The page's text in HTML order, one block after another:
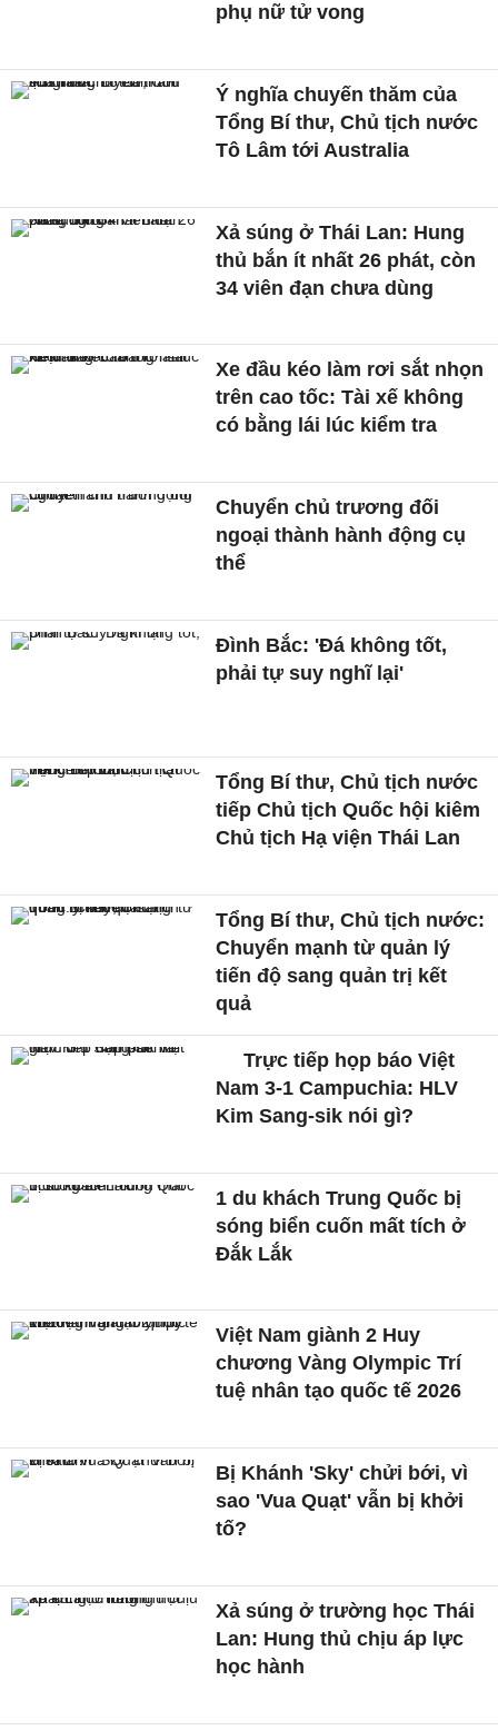
phụ nữ tử vong
Ý nghĩa chuyến thăm của
Tổng Bí thư, Chủ tịch nước
Tô Lâm tới Australia
Xả súng ở Thái Lan: Hung
thủ bắn ít nhất 26 phát, còn
34 viên đạn chưa dùng
Xe đầu kéo làm rơi sắt nhọn
trên cao tốc: Tài xế không
có bằng lái lúc kiểm tra
Chuyển chủ trương đối
ngoại thành hành động cụ
thể
Đình Bắc: 'Đá không tốt,
phải tự suy nghĩ lại'
Tổng Bí thư, Chủ tịch nước
tiếp Chủ tịch Quốc hội kiêm
Chủ tịch Hạ viện Thái Lan
Tổng Bí thư, Chủ tịch nước:
Chuyển mạnh từ quản lý
tiến độ sang quản trị kết
quả
Trực tiếp họp báo Việt
Nam 3-1 Campuchia: HLV
Kim Sang-sik nói gì?
1 du khách Trung Quốc bị
sóng biển cuốn mất tích ở
Đắk Lắk
Việt Nam giành 2 Huy
chương Vàng Olympic Trí
tuệ nhân tạo quốc tế 2026
Bị Khánh 'Sky' chửi bới, vì
sao 'Vua Quạt' vẫn bị khởi
tố?
Xả súng ở trường học Thái
Lan: Hung thủ chịu áp lực
học hành